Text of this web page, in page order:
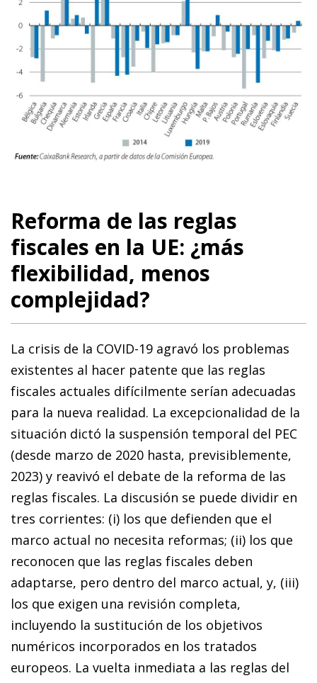
Reforma de las reglas
fiscales en la UE: ¿más
flexibilidad, menos
complejidad?
La crisis de la COVID-19 agravó los problemas
existentes al hacer patente que las reglas
fiscales actuales difícilmente serían adecuadas
para la nueva realidad. La excepcionalidad de la
situación dictó la suspensión temporal del PEC
(desde marzo de 2020 hasta, previsiblemente,
2023) y reavivó el debate de la reforma de las
reglas fiscales. La discusión se puede dividir en
tres corrientes: (i) los que defienden que el
marco actual no necesita reformas; (ii) los que
reconocen que las reglas fiscales deben
adaptarse, pero dentro del marco actual, y, (iii)
los que exigen una revisión completa,
incluyendo la sustitución de los objetivos
numéricos incorporados en los tratados
europeos. La vuelta inmediata a las reglas del